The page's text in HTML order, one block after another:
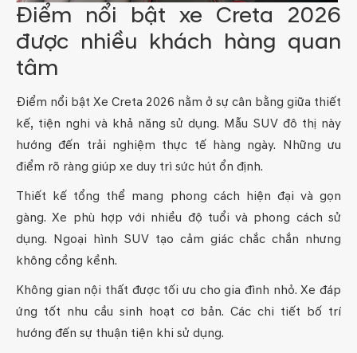
Điểm nổi bật xe Creta 2026
được nhiều khách hàng quan
tâm
Điểm nổi bật Xe Creta 2026 nằm ở sự cân bằng giữa thiết
kế, tiện nghi và khả năng sử dụng. Mẫu SUV đô thị này
hướng đến trải nghiệm thực tế hàng ngày. Những ưu
điểm rõ ràng giúp xe duy trì sức hút ổn định.
Thiết kế tổng thể mang phong cách hiện đại và gọn
gàng. Xe phù hợp với nhiều độ tuổi và phong cách sử
dụng. Ngoại hình SUV tạo cảm giác chắc chắn nhưng
không cồng kềnh.
Không gian nội thất được tối ưu cho gia đình nhỏ. Xe đáp
ứng tốt nhu cầu sinh hoạt cơ bản. Các chi tiết bố trí
hướng đến sự thuận tiện khi sử dụng.